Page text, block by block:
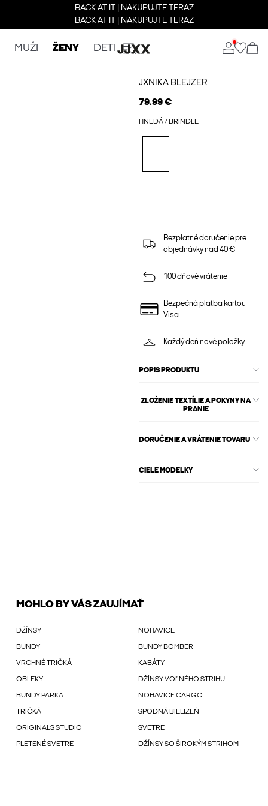
BACK AT IT | NAKUPUJTE TERAZ
BACK AT IT | NAKUPUJTE TERAZ
MUŽI ŽENY DETI
JXNIKA BLEJZER
79.99 €
HNEDÁ / BRINDLE
Bezplatné doručenie pre
objednávky nad 40 €
100 dňové vrátenie
Bezpečná platba kartou
Visa
Každý deň nové položky
POPIS PRODUKTU
ZLOŽENIE TEXTÍLIE A POKYNY NA
PRANIE
DORUČENIE A VRÁTENIE TOVARU
CIELE MODELKY
MOHLO BY VÁS ZAUJÍMAŤ
DŽÍNSY NOHAVICE
BUNDY BUNDY BOMBER
VRCHNÉ TRIČKÁ KABÁTY
OBLEKY DŽÍNSY VOĽNÉHO STRIHU
BUNDY PARKA NOHAVICE CARGO
TRIČKÁ SPODNÁ BIELIZEŇ
ORIGINALS STUDIO SVETRE
PLETENÉ SVETRE DŽÍNSY SO ŠIROKÝM STRIHOM